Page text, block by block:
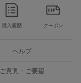
購入履歴 クーポン
ヘルプ
ご意見・ご要望